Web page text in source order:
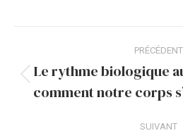
article
PRÉCÉDENT
:
Le rythme biologique
comment notre corps
SUIVANT